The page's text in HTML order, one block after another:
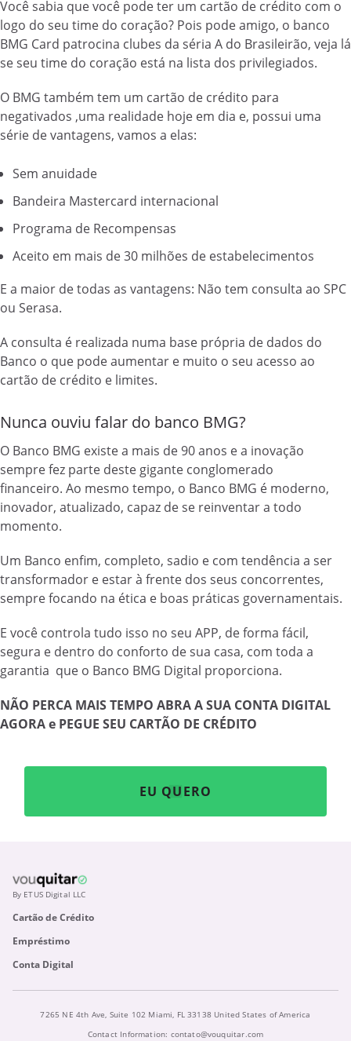
Você sabia que você pode ter um cartão de crédito com o
logo do seu time do coração? Pois pode amigo, o banco
BMG Card patrocina clubes da séria A do Brasileirão, veja lá
se seu time do coração está na lista dos privilegiados.
O BMG também tem um cartão de crédito para
negativados ,uma realidade hoje em dia e, possui uma
série de vantagens, vamos a elas:
Sem anuidade
Bandeira Mastercard internacional
Programa de Recompensas
Aceito em mais de 30 milhões de estabelecimentos
E a maior de todas as vantagens: Não tem consulta ao SPC
ou Serasa.
A consulta é realizada numa base própria de dados do
Banco o que pode aumentar e muito o seu acesso ao
cartão de crédito e limites.
Nunca ouviu falar do banco BMG?
O Banco BMG existe a mais de 90 anos e a inovação
sempre fez parte deste gigante conglomerado
financeiro. Ao mesmo tempo, o Banco BMG é moderno,
inovador, atualizado, capaz de se reinventar a todo
momento.
Um Banco enfim, completo, sadio e com tendência a ser
transformador e estar à frente dos seus concorrentes,
sempre focando na ética e boas práticas governamentais.
E você controla tudo isso no seu APP, de forma fácil,
segura e dentro do conforto de sua casa, com toda a
garantia que o Banco BMG Digital proporciona.
NÃO PERCA MAIS TEMPO ABRA A SUA CONTA DIGITAL
AGORA e PEGUE SEU CARTÃO DE CRÉDITO
EU QUERO
By ETUS Digital LLC
Cartão de Crédito
Empréstimo
Conta Digital
7265 NE 4th Ave, Suite 102 Miami, FL 33138 United States of America
Contact Information: contato@vouquitar.com